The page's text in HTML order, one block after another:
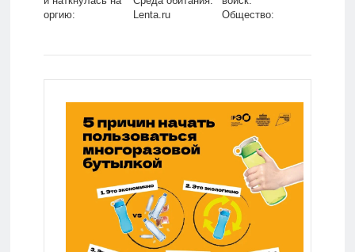
оргию:
Lenta.ru
Lenta.ru
Общество: